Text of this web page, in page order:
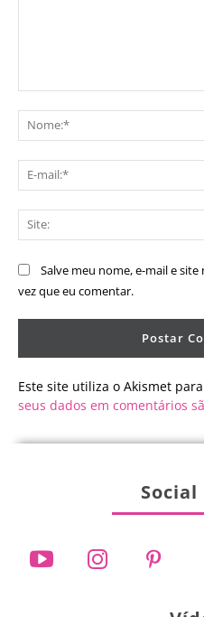
Salve meu nome, e-mail e
vez que eu comentar.
Este site utiliza o Akismet
seus dados em comentários